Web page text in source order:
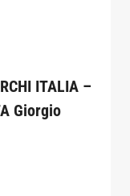
ITALIA –
Giorgio